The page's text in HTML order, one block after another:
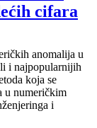
cifara
anomalija u
i najpopularnijih
koja se
u numeričkim
i